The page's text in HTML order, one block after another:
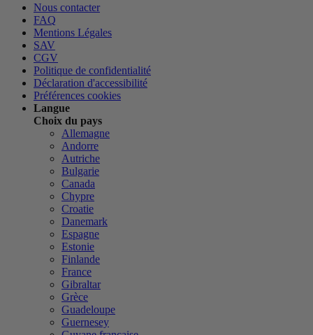
Nous contacter
FAQ
Mentions Légales
SAV
CGV
Politique de confidentialité
Déclaration d'accessibilité
Préférences cookies
Langue
Choix du pays
Allemagne
Andorre
Autriche
Bulgarie
Canada
Chypre
Croatie
Danemark
Espagne
Estonie
Finlande
France
Gibraltar
Grèce
Guadeloupe
Guernesey